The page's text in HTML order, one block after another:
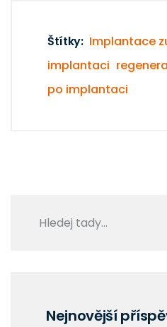
Štítky: Implantace
implantaci
po implantaci
Nejnovější